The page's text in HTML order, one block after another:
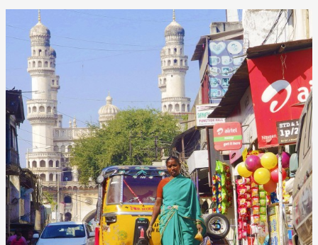
Ye
Maaya
Chesave
(2010)
7
Sterne
–
mit
Hintergründen
&
Videos